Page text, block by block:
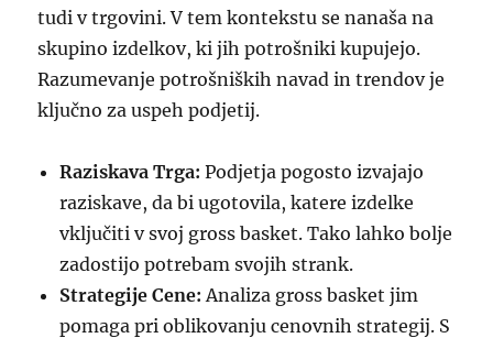
tudi v trgovini. V tem kontekstu se nanaša na
skupino izdelkov, ki jih potrošniki kupujejo.
Razumevanje potrošniških navad in trendov je
ključno za uspeh podjetij.
Raziskava Trga: Podjetja pogosto izvajajo
raziskave, da bi ugotovila, katere izdelke
vključiti v svoj gross basket. Tako lahko bolje
zadostijo potrebam svojih strank.
Strategije Cene: Analiza gross basket jim
pomaga pri oblikovanju cenovnih strategij. S